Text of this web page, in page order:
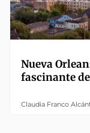
Nueva
fascinante
Claudia Franco